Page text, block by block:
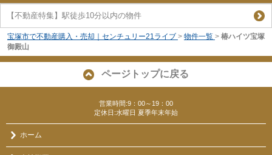
【不動産特集】駅徒歩10分以内の物件
宝塚市で不動産購入・売却｜センチュリー21ライブ > 物件一覧 > 椿ハイツ宝塚
御殿山
ページトップに戻る
営業時間:9：00～19：00
定休日:水曜日 夏季年末年始
ホーム